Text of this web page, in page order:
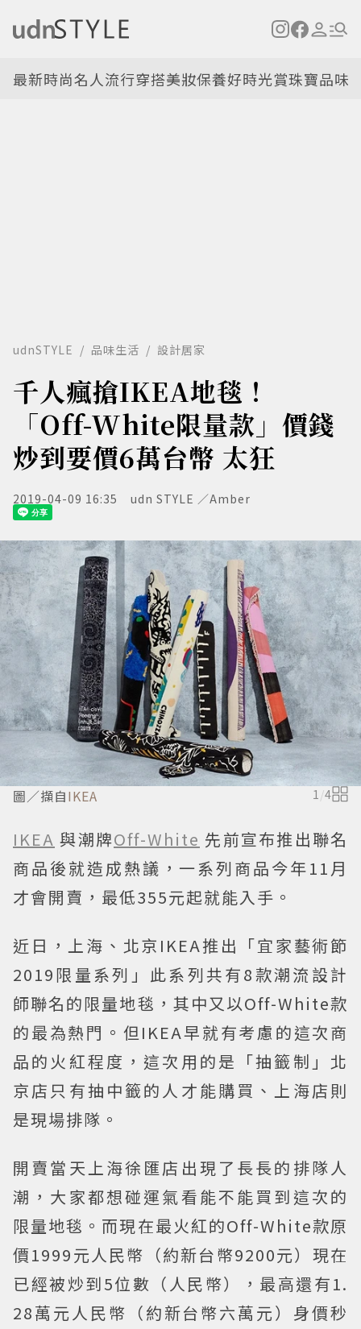
最新時尚名人流行穿搭美妝保養好時光賞珠寶品味
udnSTYLE 品味生活 設計居家
千人瘋搶IKEA地毯！
「Off-White限量款」價錢
炒到要價6萬台幣 太狂
2019-04-09 16:35 udn STYLE ／Amber
圖／擷自IKEA 1/4
IKEA 與潮牌Off-White 先前宣布推出聯名
商品後就造成熱議，一系列商品今年11月
才會開賣，最低355元起就能入手。
近日，上海、北京IKEA推出「宜家藝術節
2019限量系列」此系列共有8款潮流設計
師聯名的限量地毯，其中又以Off-White款
的最為熱門。但IKEA早就有考慮的這次商
品的火紅程度，這次用的是「抽籤制」北
京店只有抽中籤的人才能購買、上海店則
是現場排隊。
開賣當天上海徐匯店出現了長長的排隊人
潮，大家都想碰運氣看能不能買到這次的
限量地毯。而現在最火紅的Off-White款原
價1999元人民幣（約新台幣9200元）現在
已經被炒到5位數（人民幣），最高還有1.
28萬元人民幣（約新台幣六萬元）身價秒